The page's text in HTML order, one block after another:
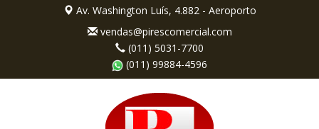
Av. Washington Luís, 4.882 - Aeroporto
vendas@pirescomercial.com
(011) 5031-7700
(011) 99884-4596